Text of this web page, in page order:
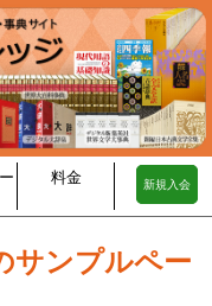
料金 新規入会
サンプルペー